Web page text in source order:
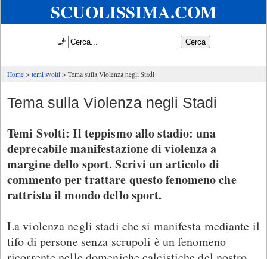
SCUOLISSIMA.COM
🧞
Home temi svolti Tema sulla Violenza negli Stadi
Tema sulla Violenza negli Stadi
Temi Svolti: Il teppismo allo stadio: una
deprecabile manifestazione di violenza a
margine dello sport. Scrivi un articolo di
commento per trattare questo fenomeno che
rattrista il mondo dello sport.
La violenza negli stadi che si manifesta mediante il
tifo di persone senza scrupoli è un fenomeno